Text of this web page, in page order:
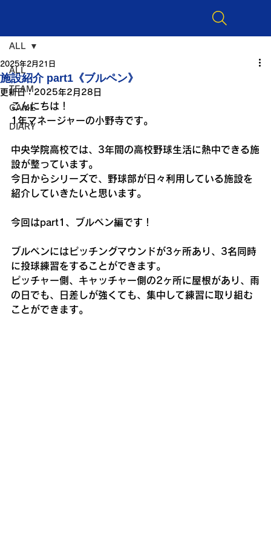
ALL
TEAM
GAME
DIARY
ALL
施設紹介 part1《ブルペン》
2025年2月21日
更新日：2025年2月28日
こんにちは！
1年マネージャーの小野寺です。
中央学院高校では、3年間の高校野球生活に熱中できる施
設が整っています。
今日からシリーズで、野球部が日々利用している施設を
紹介していきたいと思います。
今回はpart1、ブルペン編です！
ブルペンにはピッチングマウンドが3ヶ所あり、3名同時
に投球練習をすることができます。
ピッチャー側、キャッチャー側の2ヶ所に屋根があり、雨
の日でも、日差しが強くても、集中して練習に取り組む
ことができます。